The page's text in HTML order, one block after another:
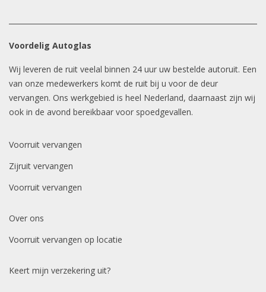
Voordelig Autoglas
Wij leveren de ruit veelal binnen 24 uur uw bestelde autoruit. Een
van onze medewerkers komt de ruit bij u voor de deur
vervangen. Ons werkgebied is heel Nederland, daarnaast zijn wij
ook in de avond bereikbaar voor spoedgevallen.
Voorruit vervangen
Zijruit vervangen
Voorruit vervangen
Over ons
Voorruit vervangen op locatie
Keert mijn verzekering uit?